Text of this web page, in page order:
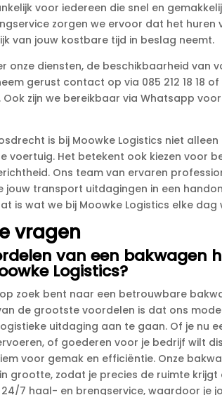
voor iedereen die snel en
zorgen we ervoor dat het huren
van jouw kostbare tijd in beslag neemt.​
onze diensten, de beschikbaarheid van
gerust contact op via 085 212 18 18
zijn we bereikbaar via Whatsapp
is bij Moowke Logistics niet
voertuig.​ Het betekent ook kiezen voor
Ons team van ervaren
jouw transport uitdagingen in een
is wat we bij Moowke Logistics elke dag
vragen
van een bakwagen
Logistics?
zoek bent naar een betrouwbare
de grootste voordelen is dat ons
uitdaging aan te gaan.​ Of je nu
of goederen voor je bedrijf wilt
voor gemak en efficiëntie.​ Onze
grootte, zodat je precies de ruimte krijgt
24/7 haal- en brengservice, waardoor je